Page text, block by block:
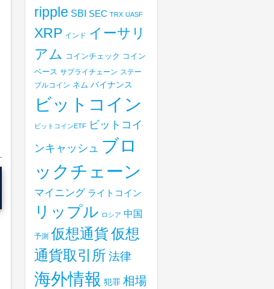
ripple SBI SEC TRX UASF
XRP インド イーサリ
アム コインチェック コイン
ベース サプライチェーン ステー
ブルコイン ネム バイナンス
ビットコイン
ビットコインETF
ビットコイ
ンキャッシュ ブロ
ックチェーン
マイニング ライトコイン
リップル ロシア 中国
予測 仮想通貨仮想
通貨取引所 法律
海外情報 犯罪 相場